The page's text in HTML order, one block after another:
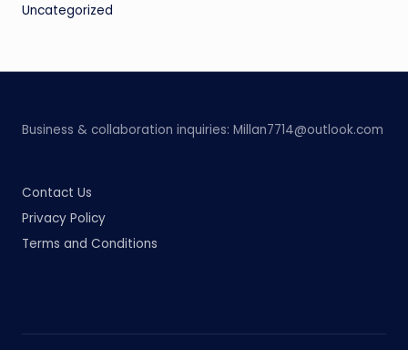
Uncategorized
Business & collaboration inquiries: Millan7714@outlook.com
Contact Us
Privacy Policy
Terms and Conditions